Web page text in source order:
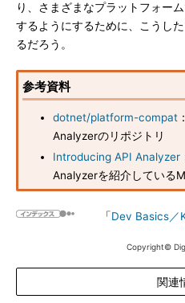
り、さまざまなプラットフォー
するようにするために、こうし
るだろう。
参考資料
dotnet/platform-compat
Analyzerのリポジトリ
Introducing API Analyzer
Analyzerを紹介している
「Dev Basics／
Copyright©
関連